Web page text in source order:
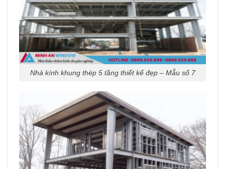
Nhà kính khung thép 5 tầng thiết kế đẹp – Mẫu số 7